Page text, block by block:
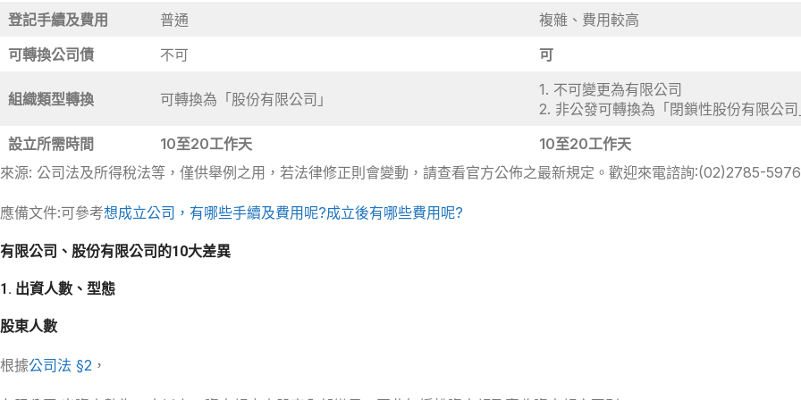
登記手續及費用 普通
複雜、費用較高
可轉換公司債
不可 可
組織類型轉換 可轉換為「股份有限公司」
1. 不可變更為有限公司
2. 非公發可轉換為「閉鎖性股份有限公
設立所需時間
10至20工作天
10至20工作天
來源: 公司法及所得稅法等，僅供舉例之用，若法律修正則會變動，請查看官方公佈之最新規定。歡迎來電諮詢:(02)2785-5976
應備文件:可參考想成立公司，有哪些手續及費用呢?成立後有哪些費用呢?
有限公司、股份有限公司的10大差異
1. 出資人數、型態
股東人數
根據公司法 §2 ，